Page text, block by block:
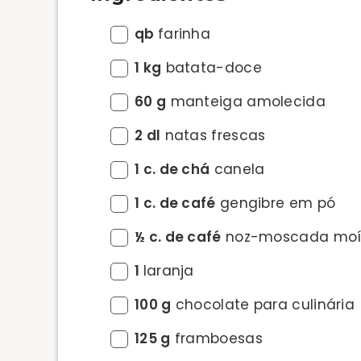
qb farinha
1 kg batata-doce
60 g manteiga amolecida
2 dl natas frescas
1 c. de chá canela
1 c. de café gengibre em pó
½ c. de café noz-moscada
1 laranja
100 g chocolate para culinária
125 g framboesas